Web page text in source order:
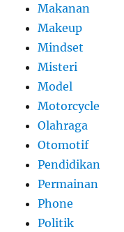
Makanan
Makeup
Mindset
Misteri
Model
Motorcycle
Olahraga
Otomotif
Pendidikan
Permainan
Phone
Politik